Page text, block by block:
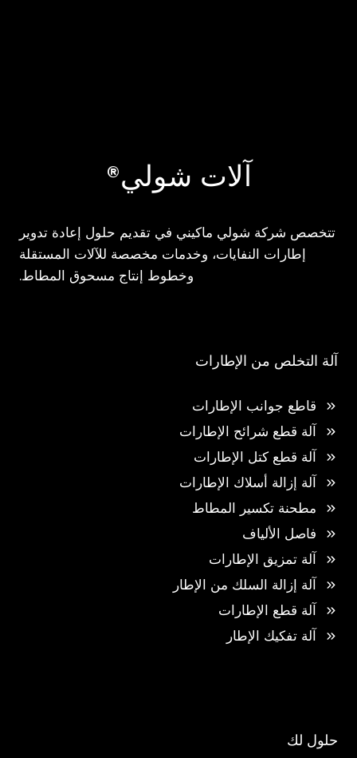
آلات شولي®
تتخصص شركة شولي ماكيني في تقديم حلول إعادة تدوير
إطارات النفايات، وخدمات مخصصة للآلات المستقلة
وخطوط إنتاج مسحوق المطاط.
آلة التخلص من الإطارات
قاطع جوانب الإطارات
آلة قطع شرائح الإطارات
آلة قطع كتل الإطارات
آلة إزالة أسلاك الإطارات
مطحنة تكسير المطاط
فاصل الألياف
آلة تمزيق الإطارات
آلة إزالة السلك من الإطار
آلة قطع الإطارات
آلة تفكيك الإطار
حلول لك